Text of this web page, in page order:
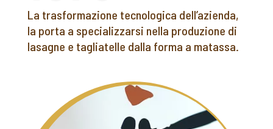
La trasformazione tecnologica dell’azienda,
la porta a specializzarsi nella produzione di
lasagne e tagliatelle dalla forma a matassa.